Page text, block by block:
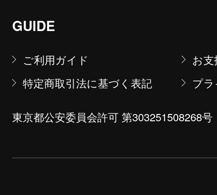
GUIDE
ご利用ガイド
お
特定商取引法に基づく表記
プ
東京都公安委員会許可 第303251508268号